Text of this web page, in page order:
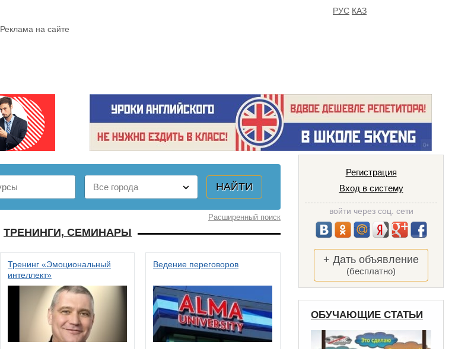
Реклама на сайте
РУС КАЗ
Расширенный поиск
ТРЕНИНГИ, СЕМИНАРЫ
Тренинг «Эмоциональный
интеллект»
Ведение переговоров
Регистрация
Вход в систему
войти через соц. сети
+ Дать объявление
(бесплатно)
ОБУЧАЮЩИЕ СТАТЬИ